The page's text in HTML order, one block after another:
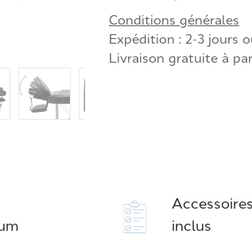
Conditions générales
Expédition : 2-3 jours
Livraison gratuite à
Accessoires
inclus